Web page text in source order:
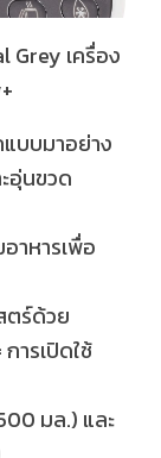
Grey เครื่อง
แบบมาอย่าง
อุ่นขวด
าหารเพื่อ
ตร์ด้วย
ารเปิดใช้
มล.) และ